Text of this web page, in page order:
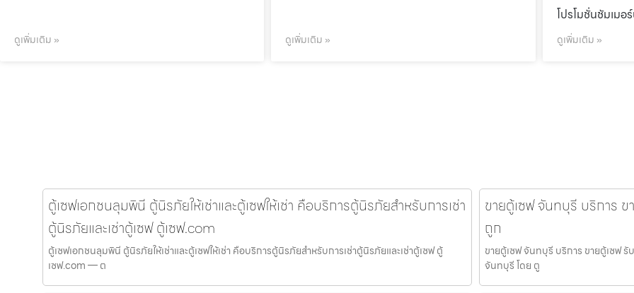
ดูเพิ่มเติม » ดูเพิ่มเติม »
โปรโมชั่นชัมเมอ
ดูเพิ่มเติม »
ตู้เซฟเอกชนลุมพินี ตู้นิรภัยให้เช่าและตู้เซฟให้เช่า คือบริการตู้นิรภัยสำหรับการเช่า
ตู้นิรภัยและเช่าตู้เซฟ ตู้เซฟ.com
ตู้เซฟเอกชนลุมพินี ตู้นิรภัยให้เช่าและตู้เซฟให้เช่า คือบริการตู้นิรภัยสำหรับการเช่าตู้นิรภัยและเช่าตู้เซฟ ตู้
เซฟ.com — ต
ขายตู้เซฟ จันทบุรี บริการ
ถูก
ขายตู้เซฟ จันทบุรี บริการ ขายตู้เซฟ
จันทบุรี โดย ตู